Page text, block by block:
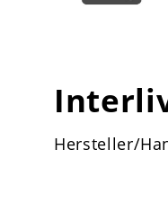
Hersteller/